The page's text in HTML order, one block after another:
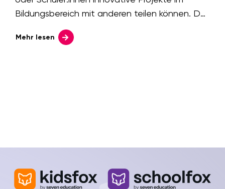
Bildungsbereich mit anderen teilen können. Der
Austausch, das Sichtbarmachen von genialen
Projekten im Bildungsumfeld und dem Thema
Mehr lesen